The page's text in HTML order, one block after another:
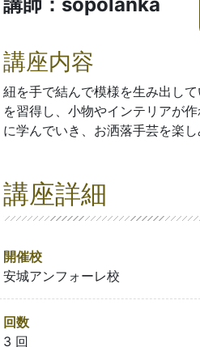
講座内容
紐を手で結んで模様を生み出し
を習得し、小物やインテリアが
に学んでいき、お洒落手芸を楽し
講座詳細
開催校
安城アンフォーレ校
回数
3 回